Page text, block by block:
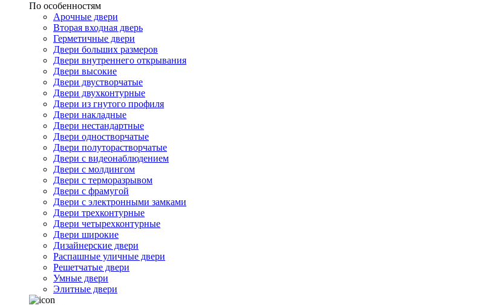
По особенностям
Арочные двери
Вторая входная дверь
Герметичные двери
Двери больших размеров
Двери внутреннего открывания
Двери высокие
Двери двустворчатые
Двери двухконтурные
Двери из гнутого профиля
Двери накладные
Двери нестандартные
Двери одностворчатые
Двери полуторастворчатые
Двери с видеонаблюдением
Двери с молдингом
Двери с терморазрывом
Двери с фрамугой
Двери с электронными замками
Двери трехконтурные
Двери четырехконтурные
Двери широкие
Дизайнерские двери
Распашные уличные двери
Решетчатые двери
Умные двери
Элитные двери